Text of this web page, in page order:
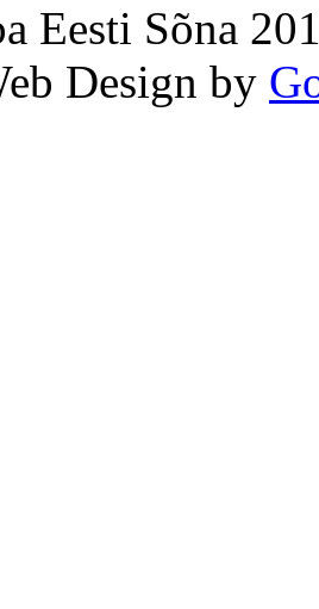
Eesti Sõna
Design by